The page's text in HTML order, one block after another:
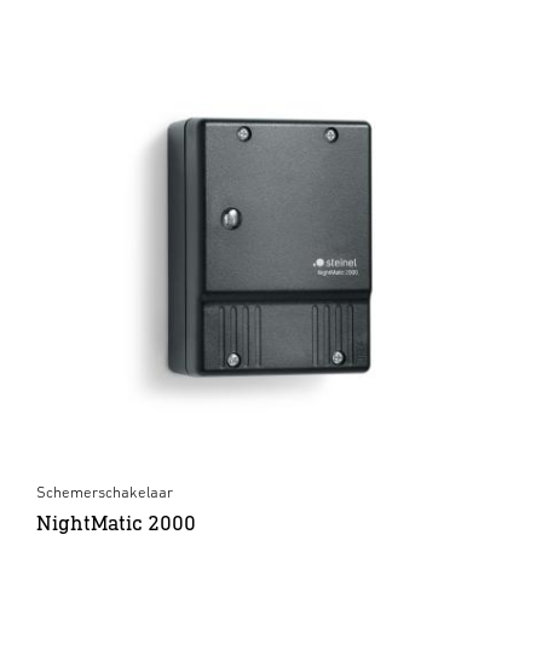
Schemerschakelaar
NightMatic 2000